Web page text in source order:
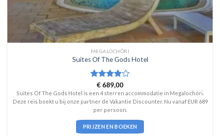
MEGALOCHÓRI
Suites Of The Gods Hotel
Waardering
4uit 5
€ 689,00
Suites Of The Gods Hotel is een 4 sterren accommodatie in Megalochóri.
Deze reis boekt u bij onze partner de Vakantie Discounter. Nu vanaf EUR 689
per persoon.
PRIJZEN EN BOEKEN